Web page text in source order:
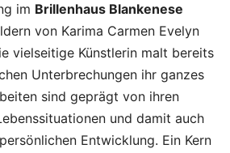
im Brillenhaus Blankenese
von Karima Carmen Evelyn
vielseitige Künstlerin malt bereits
Unterbrechungen ihr ganzes
sind geprägt von ihren
und damit auch
Entwicklung. Ein Kern